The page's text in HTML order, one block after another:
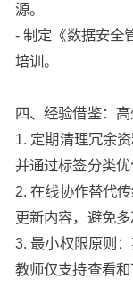
源。
- 制定《数据安全
培训。
四、经验借鉴：
1. 定期清理冗余
并通过标签分类优
2. 在线协作替代
更新内容，避免多
3. 最小权限原则
教师仅支持查看和